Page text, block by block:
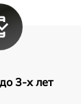
3-х лет